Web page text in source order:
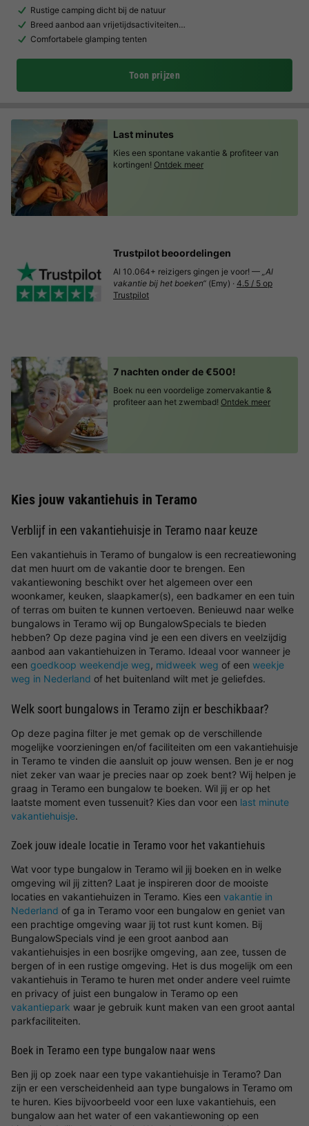
Rustige camping dicht bij de natuur
Breed aanbod aan vrijetijdsactiviteiten…
Comfortabele glamping tenten
Toon prijzen
Last minutes
Kies een spontane vakantie & profiteer van
kortingen! Ontdek meer
Trustpilot beoordelingen
Al 10.064+ reizigers gingen je voor! — „Al
vakantie bij het boeken“ (Emy) · 4.5 / 5 op
Trustpilot
7 nachten onder de €500!
Boek nu een voordelige zomervakantie &
profiteer aan het zwembad! Ontdek meer
Kies jouw vakantiehuis in Teramo
Verblijf in een vakantiehuisje in Teramo naar keuze
Een vakantiehuis in Teramo of bungalow is een recreatiewoning
dat men huurt om de vakantie door te brengen. Een
vakantiewoning beschikt over het algemeen over een
woonkamer, keuken, slaapkamer(s), een badkamer en een tuin
of terras om buiten te kunnen vertoeven. Benieuwd naar welke
bungalows in Teramo wij op BungalowSpecials te bieden
hebben? Op deze pagina vind je een een divers en veelzijdig
aanbod aan vakantiehuizen in Teramo. Ideaal voor wanneer je
een goedkoop weekendje weg, midweek weg of een weekje
weg in Nederland of het buitenland wilt met je geliefdes.
Welk soort bungalows in Teramo zijn er beschikbaar?
Op deze pagina filter je met gemak op de verschillende
mogelijke voorzieningen en/of faciliteiten om een vakantiehuisje
in Teramo te vinden die aansluit op jouw wensen. Ben je er nog
niet zeker van waar je precies naar op zoek bent? Wij helpen je
graag in Teramo een bungalow te boeken. Wil jij er op het
laatste moment even tussenuit? Kies dan voor een last minute
vakantiehuisje.
Zoek jouw ideale locatie in Teramo voor het vakantiehuis
Wat voor type bungalow in Teramo wil jij boeken en in welke
omgeving wil jij zitten? Laat je inspireren door de mooiste
locaties en vakantiehuizen in Teramo. Kies een vakantie in
Nederland of ga in Teramo voor een bungalow en geniet van
een prachtige omgeving waar jij tot rust kunt komen. Bij
BungalowSpecials vind je een groot aanbod aan
vakantiehuisjes in een bosrijke omgeving, aan zee, tussen de
bergen of in een rustige omgeving. Het is dus mogelijk om een
vakantiehuis in Teramo te huren met onder andere veel ruimte
en privacy of juist een bungalow in Teramo op een
vakantiepark waar je gebruik kunt maken van een groot aantal
parkfaciliteiten.
Boek in Teramo een type bungalow naar wens
Ben jij op zoek naar een type vakantiehuisje in Teramo? Dan
zijn er een verscheidenheid aan type bungalows in Teramo om
te huren. Kies bijvoorbeeld voor een luxe vakantiehuis, een
bungalow aan het water of een vakantiewoning op een